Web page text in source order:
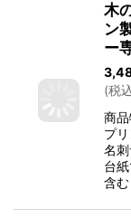
木
ン
ー
(税
商
プ
名
台
含